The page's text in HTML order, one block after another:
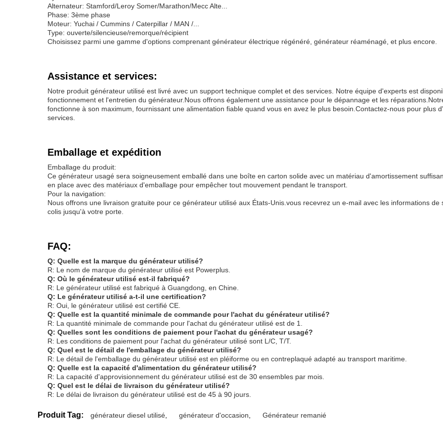
Alternateur: Stamford/Leroy Somer/Marathon/Mecc Alte...
Phase: 3ème phase
Moteur: Yuchai / Cummins / Caterpillar / MAN /...
Type: ouverte/silencieuse/remorque/récipient
Choisissez parmi une gamme d'options comprenant générateur électrique régénéré, générateur réaménagé, et plus encore.
Assistance et services:
Notre produit générateur utilisé est livré avec un support technique complet et des services. Notre équipe d'experts est
fonctionnement et l'entretien du générateur.Nous offrons également une assistance pour le dépannage et les
fonctionne à son maximum, fournissant une alimentation fiable quand vous en avez le plus besoin.Contactez-nous pour plus
services.
Emballage et expédition
Emballage du produit:
Ce générateur usagé sera soigneusement emballé dans une boîte en carton solide avec un matériau d'amortissement
en place avec des matériaux d'emballage pour empêcher tout mouvement pendant le transport.
Pour la navigation:
Nous offrons une livraison gratuite pour ce générateur utilisé aux États-Unis.vous recevrez un e-mail avec les informations
colis jusqu'à votre porte.
FAQ:
Q: Quelle est la marque du générateur utilisé?
R: Le nom de marque du générateur utilisé est Powerplus.
Q: Où le générateur utilisé est-il fabriqué?
R: Le générateur utilisé est fabriqué à Guangdong, en Chine.
Q: Le générateur utilisé a-t-il une certification?
R: Oui, le générateur utilisé est certifié CE.
Q: Quelle est la quantité minimale de commande pour l'achat du générateur utilisé?
R: La quantité minimale de commande pour l'achat du générateur utilisé est de 1.
Q: Quelles sont les conditions de paiement pour l'achat du générateur usagé?
R: Les conditions de paiement pour l'achat du générateur utilisé sont L/C, T/T.
Q: Quel est le détail de l'emballage du générateur utilisé?
R: Le détail de l'emballage du générateur utilisé est en pléiforme ou en contreplaqué adapté au transport maritime.
Q: Quelle est la capacité d'alimentation du générateur utilisé?
R: La capacité d'approvisionnement du générateur utilisé est de 30 ensembles par mois.
Q: Quel est le délai de livraison du générateur utilisé?
R: Le délai de livraison du générateur utilisé est de 45 à 90 jours.
Produit Tag: générateur diesel utilisé générateur d'occasion Générateur remanié